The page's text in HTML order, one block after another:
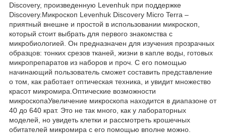
Discovery, произведенную Levenhuk при поддержке
Discovery.Микроскоп Levenhuk Discovery Micro Terra –
приятный внешне и простой в использовании микроскоп,
который стоит выбрать для первого знакомства с
микробиологией. Он предназначен для изучения прозрачных
образцов: тонких срезов тканей, жизни в капле воды, готовых
микропрепаратов из наборов и проч. С его помощью
начинающий пользователь сможет составить представление
о том, как работает оптическая техника, и увидит множество
красот микромира.Оптические возможности
микроскопаУвеличение микроскопа находится в диапазоне от
40 до 640 крат. Это не так много, как у лабораторных
моделей, но увидеть клетки и рассмотреть крошечных
обитателей микромира с его помощью вполне можно.